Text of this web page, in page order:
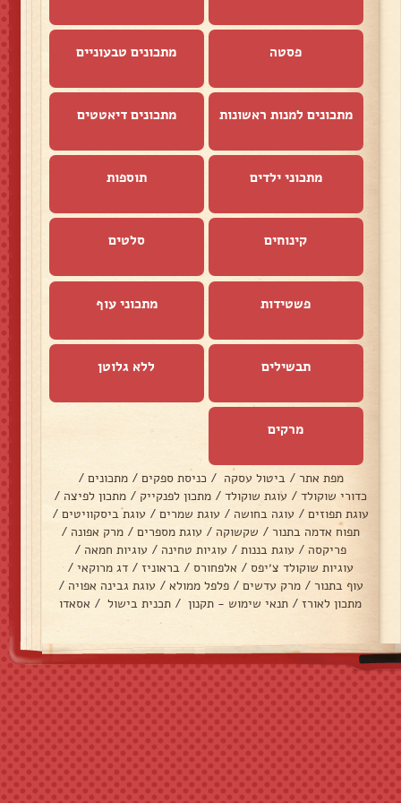
פסטה מתכונים טבעוניים
מתכונים למנות ראשונות מתכונים דיאטטים
מתכוני ילדים תוספות
קינוחים סלטים
פשטידות מתכוני עוף
תבשילים ללא גלוטן
מרקים
מפת אתר / ביטול עסקה / כניסת ספקים / מתכונים /
כדורי שוקולד / עוגת שוקולד / מתכון לפנקייק / מתכון לפיצה /
עוגת תפוזים / עוגה בחושה / עוגת שמרים / עוגת ביסקוויטים /
תפוח אדמה בתנור / שקשוקה / עוגת מספרים / מרק אפונה /
פריקסה / עוגת בננות / עוגיות טחינה / עוגיות חמאה /
עוגיות שוקולד צ׳יפס / אלפחורס / בראוניז / דג מרוקאי /
עוף בתנור / מרק עדשים / פלפל ממולא / עוגת גבינה אפויה /
מתכון לאורז / תנאי שימוש - תקנון / תכנית בישול / אסאדו